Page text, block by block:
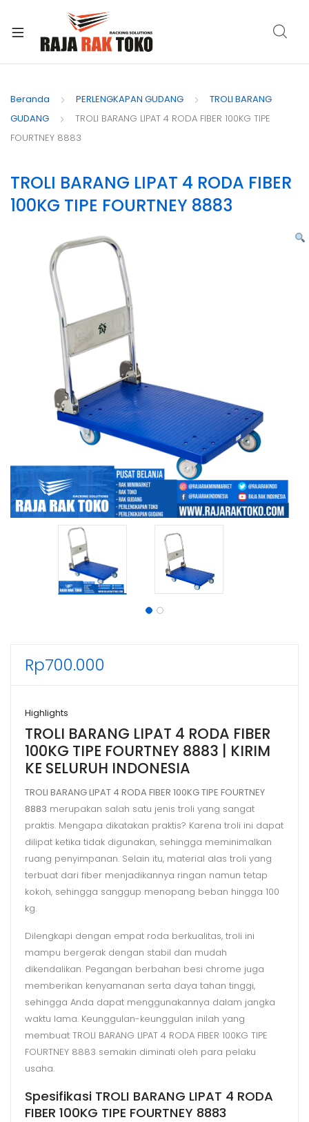
Beranda PERLENGKAPAN GUDANG
TROLI BARANG
GUDANG
TROLI BARANG LIPAT 4 RODA FIBER 100KG TIPE
FOURTNEY 8883
TROLI BARANG LIPAT 4 RODA FIBER
100KG TIPE FOURTNEY 8883
Rp700.000
Highlights
TROLI BARANG LIPAT 4 RODA FIBER
100KG TIPE FOURTNEY 8883 | KIRIM
KE SELURUH INDONESIA
TROLI BARANG LIPAT 4 RODA FIBER 100KG TIPE FOURTNEY
8883 merupakan salah satu jenis troli yang sangat
praktis. Mengapa dikatakan praktis? Karena troli ini dapat
dilipat ketika tidak digunakan, sehingga meminimalkan
ruang penyimpanan. Selain itu, material alas troli yang
terbuat dari fiber menjadikannya ringan namun tetap
kokoh, sehingga sanggup menopang beban hingga 100
kg.
Dilengkapi dengan empat roda berkualitas, troli ini
mampu bergerak dengan stabil dan mudah
dikendalikan. Pegangan berbahan besi chrome juga
memberikan kenyamanan serta daya tahan tinggi,
sehingga Anda dapat menggunakannya dalam jangka
waktu lama. Keunggulan-keunggulan inilah yang
membuat TROLI BARANG LIPAT 4 RODA FIBER 100KG TIPE
FOURTNEY 8883 semakin diminati oleh para pelaku
usaha.
Spesifikasi TROLI BARANG LIPAT 4 RODA
FIBER 100KG TIPE FOURTNEY 8883